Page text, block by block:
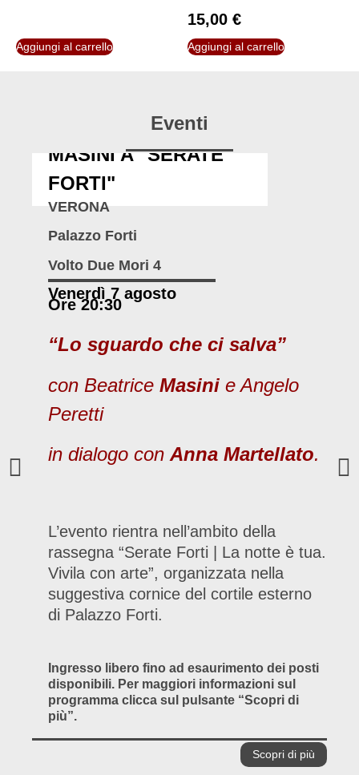
Aggiungi al carrello
15,00 €
Aggiungi al carrello
Eventi
MASINI A "SERATE
FORTI"
VERONA
Palazzo Forti
Volto Due Mori 4
Venerdì 7 agosto
Ore 20:30
“Lo sguardo che ci salva”
con Beatrice Masini e Angelo
Peretti
in dialogo con Anna Martellato.
L’evento rientra nell’ambito della
rassegna “Serate Forti | La notte è tua.
Vivila con arte”, organizzata nella
suggestiva cornice del cortile esterno
di Palazzo Forti.
Ingresso libero fino ad esaurimento dei posti
disponibili. Per maggiori informazioni sul
programma clicca sul pulsante “Scopri di
più”.
Scopri di più